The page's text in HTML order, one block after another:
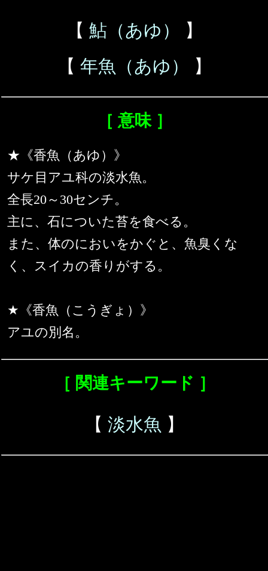
【 鮎（あゆ）
】
【 年魚（あゆ） 】
［ 意味 ］
★《香魚（あゆ）》
サケ目アユ科の淡水魚。
全長20～30センチ。
主に、石についた苔を食べる。
また、体のにおいをかぐと、魚臭くな
く、スイカの香りがする。
★《香魚（こうぎょ）》
アユの別名。
［ 関連キーワード ］
【 淡水魚 】